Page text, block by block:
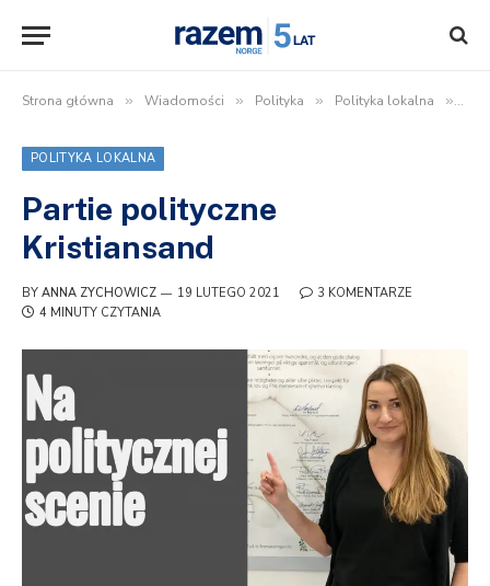
Strona główna » Wiadomości » Polityka » Polityka lokalna »
POLITYKA LOKALNA
Partie polityczne
Kristiansand
BY ANNA ZYCHOWICZ 19 LUTEGO 2021
3 KOMENTARZE
4 MINUTY CZYTANIA